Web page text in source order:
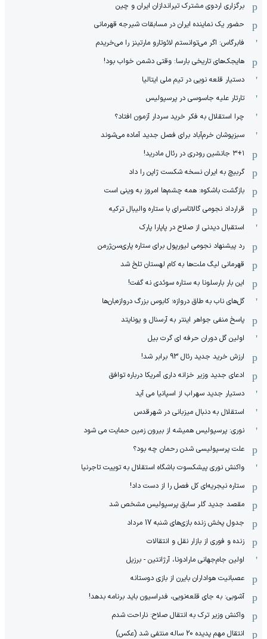
برگزاری اردوی مشترک تیراندازان ایران و چین
حضور یک نماینده ایران در مسابقات شیرجه قهرمانی
فابرگاس: اگر می‌توانستم لائوتارو مارتینز را می‌خریدم
هایجک‌های تاریخی بارسا: وقتی دشمن خواب بود!
دستیار قلعه نویی در تیم ملی ایتالیا
تارتار علیه جاسوسی در پرسپولیس
چرا استقلال به فکر خرید سردار آزمون افتاد؟
سبزپوشان خرم‌آباد برای فصل جدید آماده می‌شوند
۳+۱ جانشین رودری در رئال مادرید!
گربیچ به ایران نسخه شکست ژاپن را داد
بازگشت باشکوه: همه چشم‌ها امروز به وینی است
قرارداد نجومی گالاتاسرای با ستاره والیبال ترکیه
استقبال دیدنی از صلاح در پاپارا پارک
رد پیشنهاد نجومی لیورپول برای ستاره پاری‌سن‌ژرمن
قهرمانی لیگ ملت‌ها به کام لهستان تلخ شد
این بار بارسلونا به ستاره سوئدی نه گفت!
گل‌های ناب به طاق دروازه؛ کابوس بزرگ دروازه‌بان‌ها
پاسخ منفی جواهر اینتر به آرسنال و یونایتد
اولین گل دوران حرفه ای گرت بیل
ارزش خرید جدید رئال 93 برابر شد!
ادعای جدید وزیر خزانه داری آمریکا درباره توافق
دستیار جدید سهراب از اسپانیا می آید
استقلال به دنبال میزبانی در شهرقدس
نوری: پرسپولیس همیشه از بیرون زمین حمایت می شود
علت پرسپولیسی شدن رحمان چه بود؟
واکنش نوری پیشکسوت باشگاه استقلال به توییت تاجرنیا
ستاره نیجریه‌ای کل فصل را از دست داد!
مقصد جدید گلر سابق پرسپولیس مشخص شد
جدول پخش زنده بازی‌های شنبه 17 مرداد
زنده و فوری از بازار نقل و انتقالات
اولین جام‌جهانی مارادونا، آرژانتین - برزیل
عصبانیت هواداران بایرن از بازی دوستانه
آشوبی: به جای قلعه‌نویی، فدراسیون باید برنامه بدهد!
واکنش وزیر ترک به انتقال صلاح: ناراحت شدم
انتقال مهم پدیده 20 ساله منتفی شد (عکس)